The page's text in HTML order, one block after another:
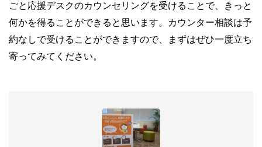
ごと応援デスクのカウンセリングを受けることで、きっと
何かを得ることができると思います。カウンター相談は予
約なしで受けることができますので、まずはぜひ一度立ち
寄ってみてください。